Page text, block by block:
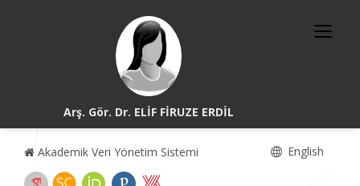
Arş. Gör. Dr. ELİF FİRUZE ERDİL
Akademik Veri Yönetim Sistemi English